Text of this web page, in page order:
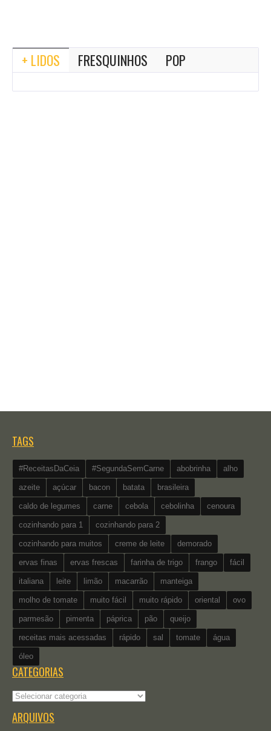
+ LIDOS FRESQUINHOS POP
TAGS
#ReceitasDaCeia #SegundaSemCarne abobrinha alho
azeite açúcar bacon batata brasileira
caldo de legumes carne cebola cebolinha cenoura
cozinhando para 1 cozinhando para 2
cozinhando para muitos creme de leite demorado
ervas finas ervas frescas farinha de trigo frango fácil
italiana leite limão macarrão manteiga
molho de tomate muito fácil muito rápido oriental ovo
parmesão pimenta páprica pão queijo
receitas mais acessadas rápido sal tomate água
óleo
CATEGORIAS
Categorias
ARQUIVOS